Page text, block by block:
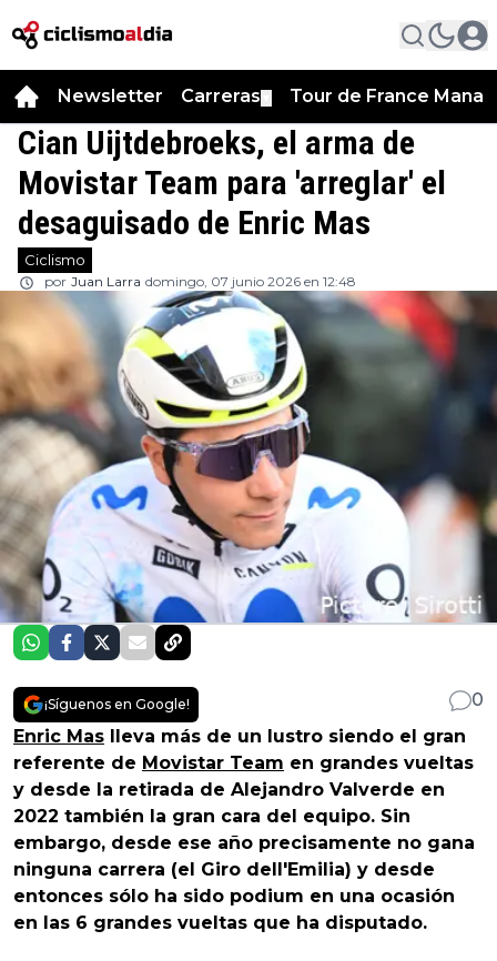
Newsletter Carreras Tour de France
Cian Uijtdebroeks, el arma de
Movistar Team para 'arreglar' el
desaguisado de Enric Mas
Ciclismo
por Juan Larra domingo, 07 junio 2026 en 12:48
¡Síguenos en Google!
0
Enric Mas lleva más de un lustro siendo el gran
referente de Movistar Team en grandes vueltas
y desde la retirada de Alejandro Valverde en
2022 también la gran cara del equipo. Sin
embargo, desde ese año precisamente no gana
ninguna carrera (el Giro dell'Emilia) y desde
entonces sólo ha sido podium en una ocasión
en las 6 grandes vueltas que ha disputado.